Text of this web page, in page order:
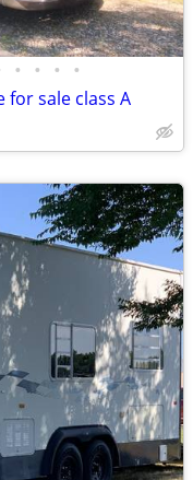
• • • •
for sale class A